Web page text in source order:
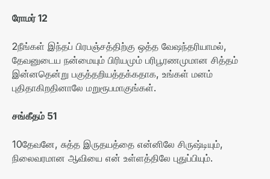
ரோமர்12
2நீங்கள் இந்தப் பிரபஞ்சத்திற்கு ஒத்த வேஷந்தரியாமல்,
தேவனுடைய நன்மையும் பிரியமும் பரிபூரணமுமான சித்தம்
இன்னதென்று பகுத்தறியத்தக்கதாக, உங்கள் மனம்
புதிதாகிறதினாலே மறுரூபமாகுங்கள்.
சங்கீதம் 51
10தேவனே, சுத்த இருதயத்தை என்னிலே சிருஷ்டியும்,
நிலைவரமான ஆவியை என் உள்ளத்திலே புதுப்பியும்.